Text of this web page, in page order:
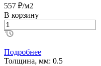
557 ₽/м2
В корзину
Подробнее
Толщина, мм: 0.5